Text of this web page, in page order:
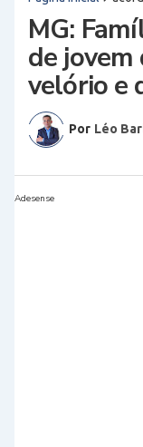
MG:
de jovem
velório e
Por Léo
Adesense